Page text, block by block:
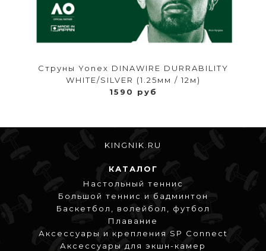
Струны Yonex DINAWIRE DURRABILITY
WHITE/SILVER (1.25мм / 12м)
1590 руб
KINGNIK.RU
КАТАЛОГ
Настольный теннис
Большой теннис и бадминтон
Баскетбол, волейбол, футбол
Плавание
Аксессуары и крепления SP Connect
Аксессуары для экшн-камер